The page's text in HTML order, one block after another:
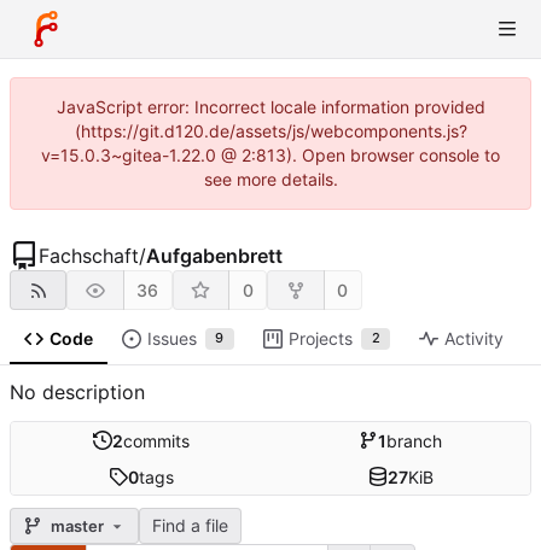
JavaScript error: Incorrect locale information provided
(https://git.d120.de/assets/js/webcomponents.js?
v=15.0.3~gitea-1.22.0 @ 2:813). Open browser console to
see more details.
Fachschaft/Aufgabenbrett
36 0 0
Code Issues 9 Projects 2 Activity
No description
2commits 1branch
0tags 27KiB
master Find a file